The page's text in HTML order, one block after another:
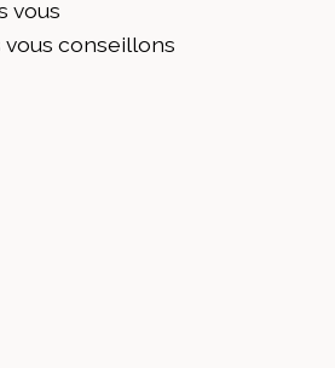
vous
conseillons